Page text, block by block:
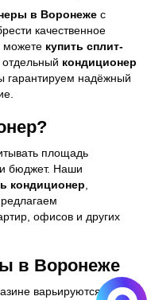
в Воронеже с
качественное
можете купить сплит-
кондиционер
надёжный
площадь
бюджет. Наши
кондиционер,
офисов и других
в Воронеже
варьируются в